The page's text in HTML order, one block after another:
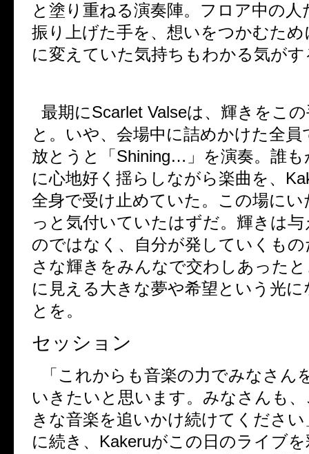
と塗り重ねる演奏陣。フロア中の
振り上げた手を、想いをつかむた
に変えていた気持ちもわかる気がす
最期にScarlet Valseは、輝きをこ
と。いや、会場中に詰めかけた全員
放とうと「 Shining… 」を演奏。誰
に心地好く揺らしながら楽曲を、
全身で受け止めていた。この場に
っと気付いていたはずだ。輝きは
のではなく、自分が発していくも
さな輝きをみんなで交わしあった
に見える大きな夢や希望という光
とを。
セッション
「これからも音楽の力でみなさん
いきたいと思います。みなさんも
きな音楽を追いかけ続けてくださ
に続き、 Kakeruがこの日のライブ